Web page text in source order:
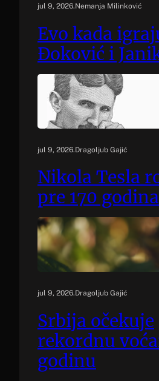
jul 9, 2026.Nemanja Milinković
Evo kada
Đoković i
jul 9, 2026.Dragoljub Gajić
Nikola Tesla
pre 170 godina
jul 9, 2026.Dragoljub Gajić
Srbija očekuje
rekordnu
godinu